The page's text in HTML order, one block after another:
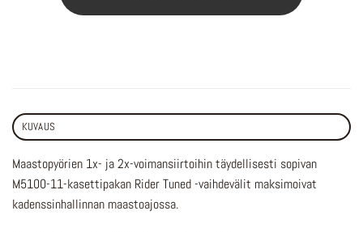
KUVAUS
Maastopyörien 1x- ja 2x-voimansiirtoihin täydellisesti sopivan
M5100-11-kasettipakan Rider Tuned -vaihdevälit maksimoivat
kadenssinhallinnan maastoajossa.